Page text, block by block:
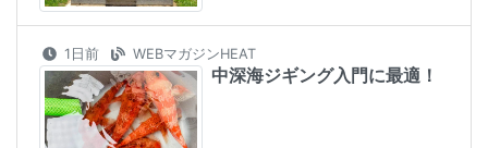
1日前 WEBマガジンHEAT
中深海ジギング入門に最適！